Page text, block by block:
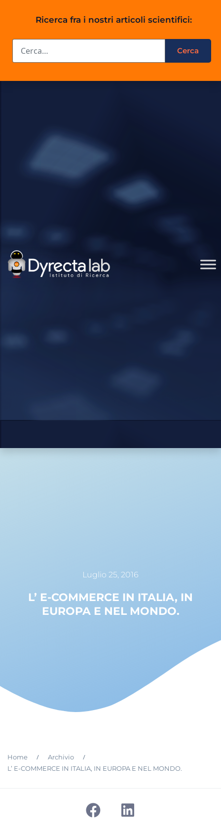
Ricerca fra i nostri articoli scientifici:
Luglio 25, 2016
L’ E-COMMERCE IN ITALIA, IN
EUROPA E NEL MONDO.
Home / Archivio /
L’ E-COMMERCE IN ITALIA, IN EUROPA E NEL MONDO.